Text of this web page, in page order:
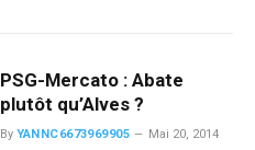
PSG-Mercato : Abate
plutôt qu’Alves ?
By YANNC6673969905 Mai 20, 2014